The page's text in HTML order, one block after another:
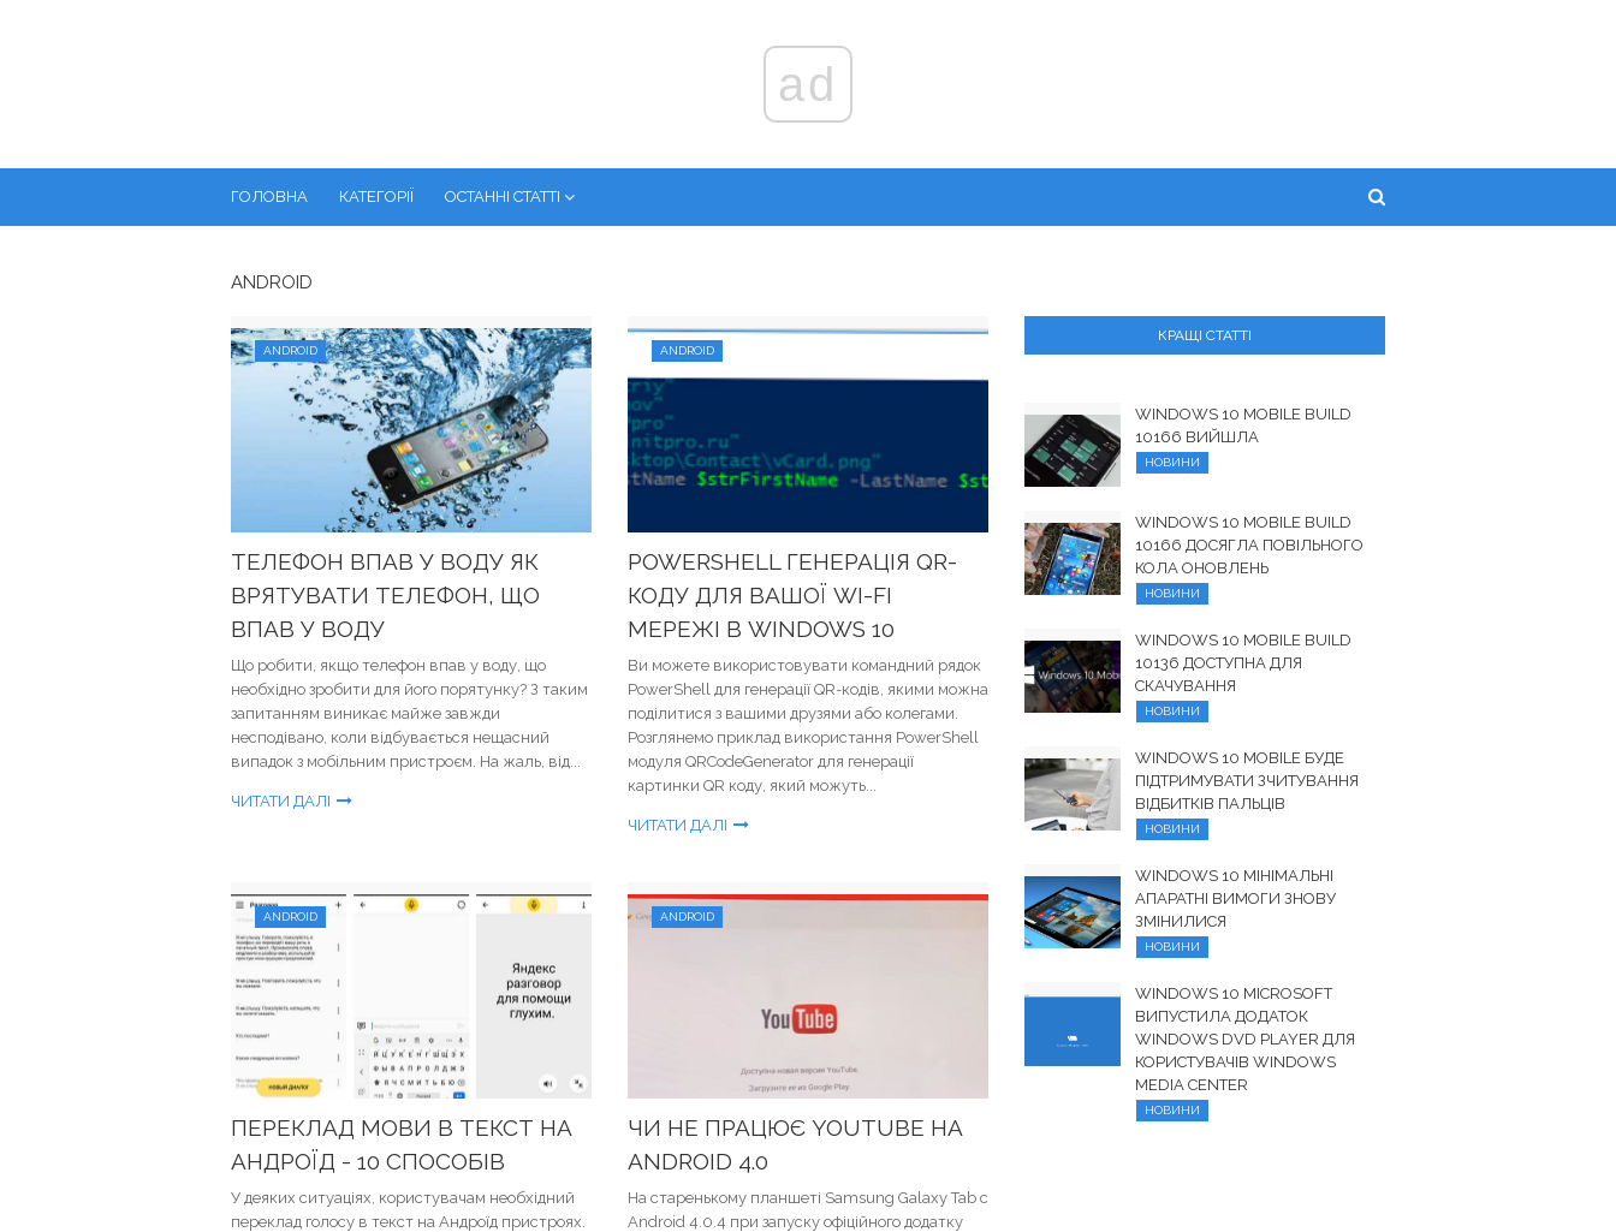
ad
ГОЛОВНА КАТЕГОРІЇ ОСТАННІ СТАТТІ
ANDROID
ANDROID
ТЕЛЕФОН ВПАВ У ВОДУ ЯК
ВРЯТУВАТИ ТЕЛЕФОН, ЩО
ВПАВ У ВОДУ
Що робити, якщо телефон впав у воду, що
необхідно зробити для його порятунку? З таким
запитанням виникає майже завжди
несподівано, коли відбувається нещасний
випадок з мобільним пристроєм. На жаль, від...
ЧИТАТИ ДАЛІ
ANDROID
POWERSHELL ГЕНЕРАЦІЯ QR-
КОДУ ДЛЯ ВАШОЇ WI-FI
МЕРЕЖІ В WINDOWS 10
Ви можете використовувати командний рядок
PowerShell для генерації QR-кодів, якими можна
поділитися з вашими друзями або колегами.
Розглянемо приклад використання PowerShell
модуля QRCodeGenerator для генерації
картинки QR коду, який можуть...
ЧИТАТИ ДАЛІ
ANDROID
ПЕРЕКЛАД МОВИ В ТЕКСТ НА
АНДРОЇД - 10 СПОСОБІВ
У деяких ситуаціях, користувачам необхідний
переклад голосу в текст на Андроїд пристроях.
ANDROID
ЧИ НЕ ПРАЦЮЄ YOUTUBE НА
ANDROID 4.0
На старенькому планшеті Samsung Galaxy Tab c
Android 4.0.4 при запуску офіційного додатку
КРАЩІ СТАТТІ
WINDOWS 10 MOBILE BUILD
10166 ВИЙШЛА
НОВИНИ
WINDOWS 10 MOBILE BUILD
10166 ДОСЯГЛА ПОВІЛЬНОГО
КОЛА ОНОВЛЕНЬ
НОВИНИ
WINDOWS 10 MOBILE BUILD
10136 ДОСТУПНА ДЛЯ
СКАЧУВАННЯ
НОВИНИ
WINDOWS 10 MOBILE БУДЕ
ПІДТРИМУВАТИ ЗЧИТУВАННЯ
ВІДБИТКІВ ПАЛЬЦІВ
НОВИНИ
WINDOWS 10 МІНІМАЛЬНІ
АПАРАТНІ ВИМОГИ ЗНОВУ
ЗМІНИЛИСЯ
НОВИНИ
WINDOWS 10 MICROSOFT
ВИПУСТИЛА ДОДАТОК
WINDOWS DVD PLAYER ДЛЯ
КОРИСТУВАЧІВ WINDOWS
MEDIA CENTER
НОВИНИ